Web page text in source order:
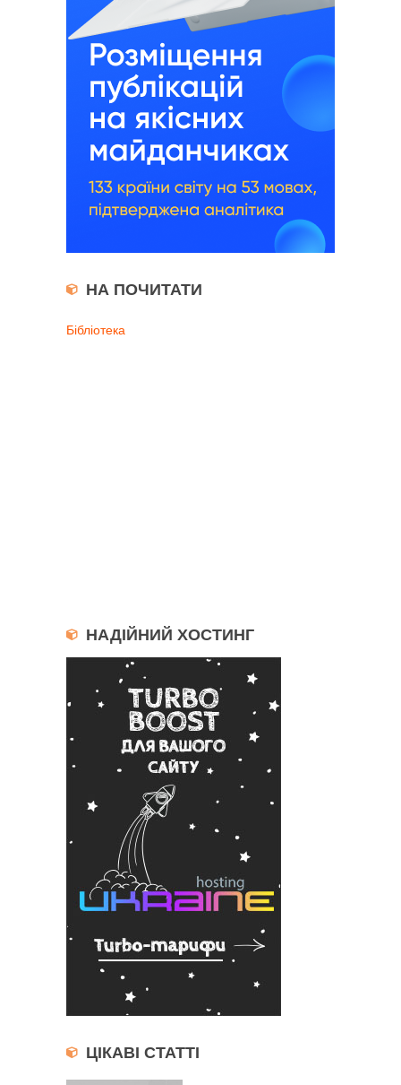
НА ПОЧИТАТИ
Бібліотека
НАДІЙНИЙ ХОСТИНГ
ЦІКАВІ СТАТТІ